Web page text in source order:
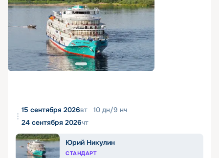
15 сентября 2026вт 10 дн/9 нч
24 сентября 2026чт
Юрий Никулин
СТАНДАРТ